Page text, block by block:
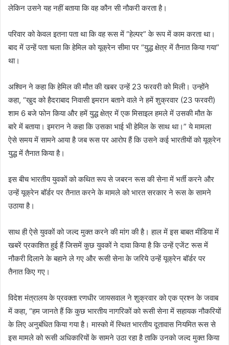
लेकिन उसने यह नहीं बताया कि वह कौन सी नौकरी करता है।
परिवार को केवल इतना पता था कि वह रूस में “हेल्पर” के रूप में काम करता था।
बाद में उन्हें पता चला कि हेमिल को यूक्रेन सीमा पर “युद्ध क्षेत्र में तैनात किया गया”
था।
अश्विन ने कहा कि हेमिल की मौत की खबर उन्हें 23 फरवरी को मिली। उन्होंने
कहा, “खुद को हैदराबाद निवासी इमरान बताने वाले ने हमें शुक्रवार (23 फरवरी)
शाम 6 बजे फोन किया और हमें युद्ध क्षेत्र में एक मिसाइल हमले में उसकी मौत के
बारे में बताया। इमरान ने कहा कि उसका भाई भी हेमिल के साथ था।” ये मामला
ऐसे समय में सामने आया है जब रूस पर आरोप हैं कि उसने कई भारतीयों को यूक्रेन
युद्ध में तैनात किया है।
इस बीच भारतीय युवकों को कथित रूप से जबरन रूस की सेना में भर्ती करने और
उन्हें यूक्रेन बॉर्डर पर तैनात करने के मामले को भारत सरकार ने रूस के सामने
उठाया है।
साथ ही ऐसे युवकों को जल्द मुक्त करने की मांग की है। हाल में इस बाबत मीडिया में
खबरें प्रकाशित हुई हैं जिसमें कुछ युवकों ने दावा किया है कि उन्हें एजेंट रूस में
नौकरी दिलाने के बहाने ले गए और रूसी सेना के जरिये उन्हें यूक्रेन बॉर्डर पर
तैनात किए गए।
विदेश मंत्रालय के प्रवक्ता रणधीर जायसवाल ने शुक्रवार को एक प्रश्न के जवाब
में कहा, “हम जानते हैं कि कुछ भारतीय नागरिकों को रूसी सेना में सहायक नौकरियों
के लिए अनुबंधित किया गया है। मास्को में स्थित भारतीय दूतावास नियमित रूस से
इस मामले को रूसी अधिकारियों के सामने उठा रहा है ताकि उनको जल्द मुक्त किया